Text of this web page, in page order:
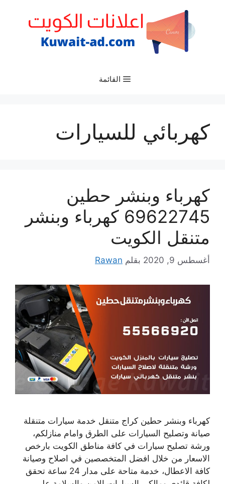
القائمة
كهربائي للسيارات
كهرباء وبنشر حطين
69622745 كهرباء وبنشر
متنقل الكويت
أغسطس 9, 2020 بقلم Rawan
كهرباء وبنشر حطين كراج متنقل خدمة سيارات متنقلة
صيانة وتصليح السيارات على الطرق وامام منازلكم،
ورشة تصليح سيارات في كافة مناطق الكويت بارخص
الاسعار من خلال افضل المتخصصين في اصلاح وصيانة
كافة الاعطال، خدمة متاحة على مدار 24 ساعة تحقق